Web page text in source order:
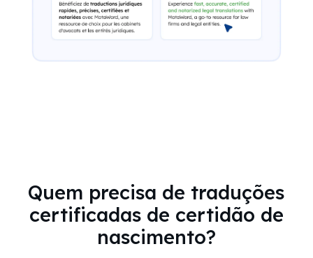
Quem precisa de traduções
certificadas de certidão de
nascimento?